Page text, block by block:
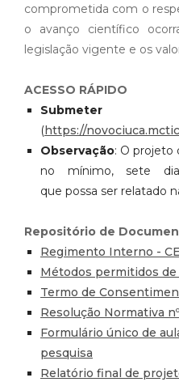
comprometida com o
o avanço científico
legislação vigente e os
ACESSO RÁPIDO
(https://
Observação: O projeto
no mínimo, sete
que possa ser relatado
Repositório de
Regimento Interno -
Métodos permitidos de
Termo de
Resolução Normativa
Formulário único de
pesquisa
Relatório final de